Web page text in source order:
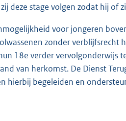
deze stage volgen zodat hij of
voor jongeren
zonder
18e verder vervolgonderwijs
van herkomst. De Dienst
hierbij begeleiden en